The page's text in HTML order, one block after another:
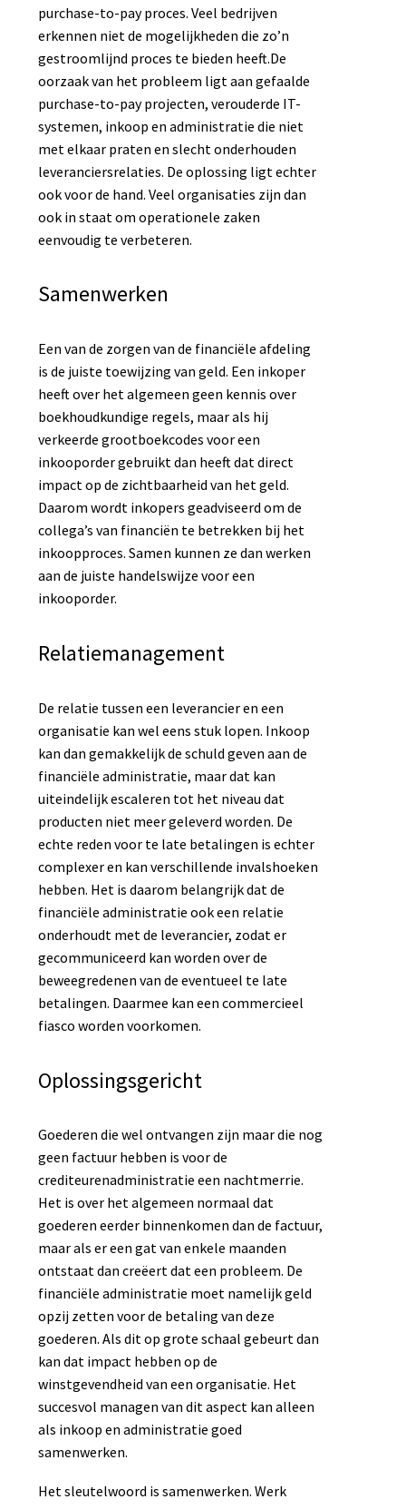
purchase-to-pay proces. Veel bedrijven
erkennen niet de mogelijkheden die zo’n
gestroomlijnd proces te bieden heeft.De
oorzaak van het probleem ligt aan gefaalde
purchase-to-pay projecten, verouderde IT-
systemen, inkoop en administratie die niet
met elkaar praten en slecht onderhouden
leveranciersrelaties. De oplossing ligt echter
ook voor de hand. Veel organisaties zijn dan
ook in staat om operationele zaken
eenvoudig te verbeteren.
Samenwerken
Een van de zorgen van de financiële afdeling
is de juiste toewijzing van geld. Een inkoper
heeft over het algemeen geen kennis over
boekhoudkundige regels, maar als hij
verkeerde grootboekcodes voor een
inkooporder gebruikt dan heeft dat direct
impact op de zichtbaarheid van het geld.
Daarom wordt inkopers geadviseerd om de
collega’s van financiën te betrekken bij het
inkoopproces. Samen kunnen ze dan werken
aan de juiste handelswijze voor een
inkooporder.
Relatiemanagement
De relatie tussen een leverancier en een
organisatie kan wel eens stuk lopen. Inkoop
kan dan gemakkelijk de schuld geven aan de
financiële administratie, maar dat kan
uiteindelijk escaleren tot het niveau dat
producten niet meer geleverd worden. De
echte reden voor te late betalingen is echter
complexer en kan verschillende invalshoeken
hebben. Het is daarom belangrijk dat de
financiële administratie ook een relatie
onderhoudt met de leverancier, zodat er
gecommuniceerd kan worden over de
beweegredenen van de eventueel te late
betalingen. Daarmee kan een commercieel
fiasco worden voorkomen.
Oplossingsgericht
Goederen die wel ontvangen zijn maar die nog
geen factuur hebben is voor de
crediteurenadministratie een nachtmerrie.
Het is over het algemeen normaal dat
goederen eerder binnenkomen dan de factuur,
maar als er een gat van enkele maanden
ontstaat dan creëert dat een probleem. De
financiële administratie moet namelijk geld
opzij zetten voor de betaling van deze
goederen. Als dit op grote schaal gebeurt dan
kan dat impact hebben op de
winstgevendheid van een organisatie. Het
succesvol managen van dit aspect kan alleen
als inkoop en administratie goed
samenwerken.
Het sleutelwoord is samenwerken. Werk